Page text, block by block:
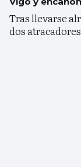
Tras llevarse
dos